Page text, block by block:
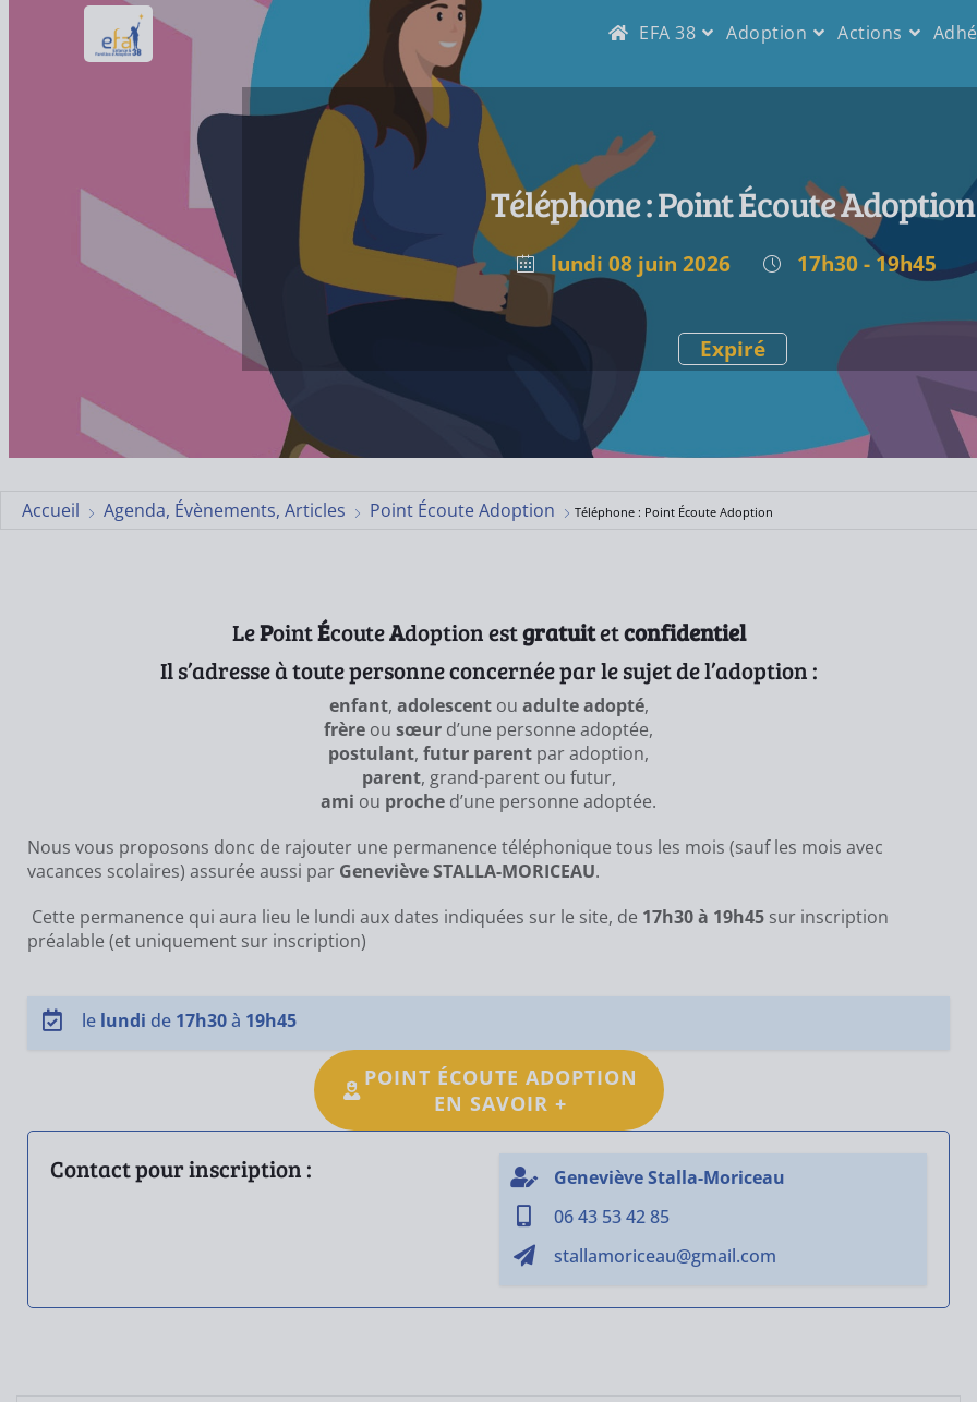
EFA 38 Adoption Actions
Téléphone : Point Écoute Adoption
lundi 08 juin 2026
Expiré
17h30 - 19h45
Accueil Agenda, Évènements, Articles Point Écoute Adoption Téléphone : Point Écoute Adoption
LePointÉcouteAdoption estgratuitetconfidentiel
Il s’adresse à toute personne concernée par le sujet de l’adoption :
enfant, adolescentou adulte adopté,
frère ou sœur d’une personne adoptée,
postulant, futur parent par adoption,
parent, grand-parent ou futur,
ami ou proche d’une personne adoptée.
Nous vous proposons donc de rajouter une permanence téléphonique tous les mois (sauf les mois avec
vacances scolaires) assurée aussi par Geneviève STALLA-MORICEAU.
Cette permanence qui aura lieu le lundi aux dates indiquées sur le site, de 17h30 à 19h45 sur inscription
préalable (et uniquement sur inscription)
le lundi de 17h30à 19h45
POINT ÉCOUTE ADOPTION
EN SAVOIR +
Contact pour inscription :
Geneviève Stalla-Moriceau
06 43 53 42 85
stallamoriceau@gmail.com